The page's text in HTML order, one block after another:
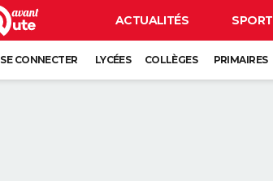
ACTUALITÉS SPORT
SE CONNECTER LYCÉES COLLÈGES PRIMAIRES